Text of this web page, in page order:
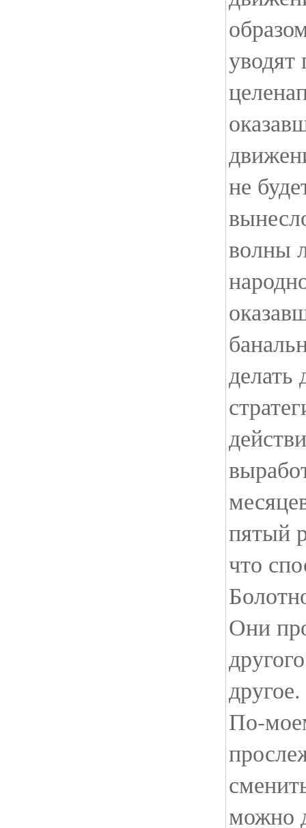
уводят
не
волны
пятый
что
Они
другое.
По-
можно